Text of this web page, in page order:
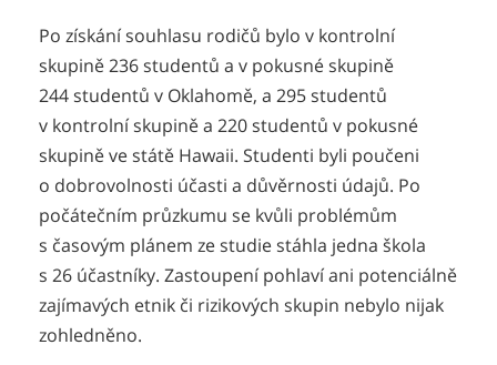
Po získání souhlasu rodičů bylo v kontrolní
skupině 236 studentů a v pokusné skupině
244 studentů v Oklahomě, a 295 studentů
v kontrolní skupině a 220 studentů v pokusné
skupině ve státě Hawaii. Studenti byli poučeni
o dobrovolnosti účasti a důvěrnosti údajů. Po
počátečním průzkumu se kvůli problémům
s časovým plánem ze studie stáhla jedna škola
s 26 účastníky. Zastoupení pohlaví ani potenciálně
zajímavých etnik či rizikových skupin nebylo nijak
zohledněno.